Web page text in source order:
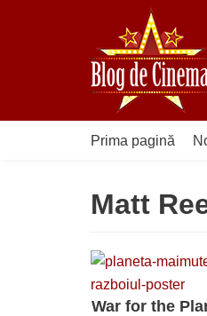
Prima pagină
Matt
War for the